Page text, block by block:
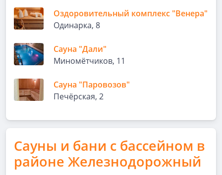
Оздоровительный комплекс "Венера"
Одинарка, 8
Сауна "Дали"
Миномётчиков, 11
Сауна "Паровозов"
Печёрская, 2
Сауны и бани с бассейном в
районе Железнодорожный